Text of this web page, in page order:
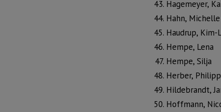
Hagemeyer,
Hahn, Michelle
Haudrup, Kim-
Hempe, Lena
Hempe, Silja
Herber, Philipp
Hildebrandt,
Hoffmann,